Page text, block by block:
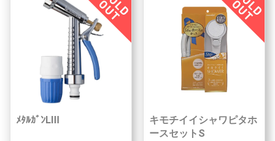
ﾒﾀﾙｶﾞﾝLⅢ
キモチイイシャワピタホ
ースセットS